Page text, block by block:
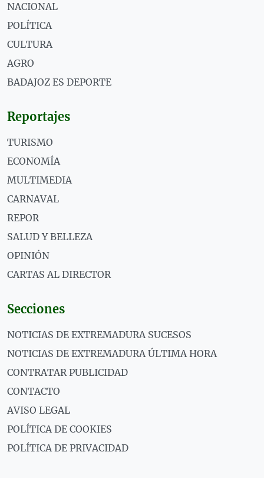
NACIONAL
POLÍTICA
CULTURA
AGRO
BADAJOZ ES DEPORTE
Reportajes
TURISMO
ECONOMÍA
MULTIMEDIA
CARNAVAL
REPOR
SALUD Y BELLEZA
OPINIÓN
CARTAS AL DIRECTOR
Secciones
NOTICIAS DE EXTREMADURA SUCESOS
NOTICIAS DE EXTREMADURA ÚLTIMA HORA
CONTRATAR PUBLICIDAD
CONTACTO
AVISO LEGAL
POLÍTICA DE COOKIES
POLÍTICA DE PRIVACIDAD